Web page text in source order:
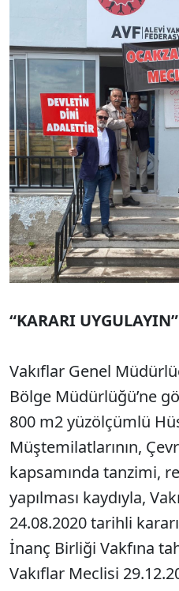
“KARARI UYGULAYIN”
Vakıflar Genel
Bölge Müdürlüğü’ne
800 m2 yüzölçümlü
Müştemilatlarının,
kapsamında tanzimi,
yapılması kaydıyla,
24.08.2020 tarihli
İnanç Birliği Vakfına
Vakıflar Meclisi